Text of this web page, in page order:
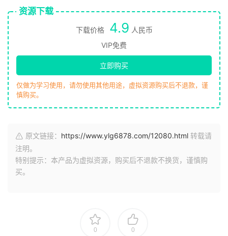
资源下载
下载价格 4.9 人民币
VIP免费
立即购买
仅做为学习使用，请勿使用其他用途，虚拟资源购买后不退款，谨
慎购买。
原文链接： https://www.ylg6878.com/12080.html 转载请
注明。
特别提示：本产品为虚拟资源，购买后不退款不换货，谨慎购
买。
0 0